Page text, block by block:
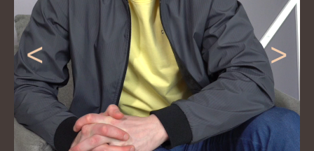
< >